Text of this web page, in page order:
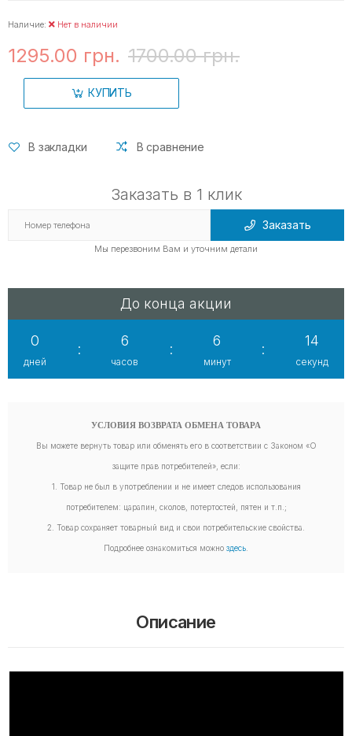
Наличие: Нет в наличии
1295.00 грн. 1700.00 грн.
КУПИТЬ
В закладки В сравнение
Заказать в 1 клик
Заказать
Мы перезвоним Вам и уточним детали
До конца акции
0
дней
:
6
часов
:
6
минут
:
14
секунд
УСЛОВИЯ ВОЗВРАТА ОБМЕНА ТОВАРА
Вы можете вернуть товар или обменять его в соответствии с Законом «О
защите прав потребителей», если:
1. Товар не был в употреблении и не имеет следов использования
потребителем: царапин, сколов, потертостей, пятен и т.п.;
2. Товар сохраняет товарный вид и свои потребительские свойства.
Подробнее ознакомиться можно здесь
Описание